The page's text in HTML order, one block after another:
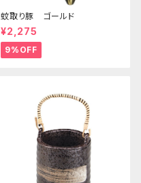
蚊取り豚 ゴールド
¥2,275
9%OFF